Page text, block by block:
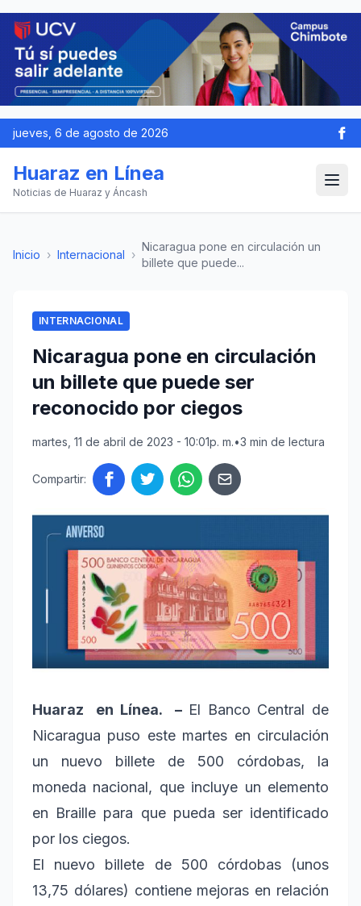
jueves, 6 de agosto de 2026
Huaraz en Línea
Noticias de Huaraz y Áncash
Inicio › Internacional ›
Nicaragua pone en circulación un
billete que puede...
INTERNACIONAL
Nicaragua pone en circulación
un billete que puede ser
reconocido por ciegos
martes, 11 de abril de 2023 - 10:01p. m.•3 min de lectura
Compartir:
Huaraz en Línea. –El Banco Central de
Nicaragua puso este martes en circulación
un nuevo billete de 500 córdobas, la
moneda nacional, que incluye un elemento
en Braille para que pueda ser identificado
por los ciegos.
El nuevo billete de 500 córdobas (unos
13,75 dólares) contiene mejoras en relación